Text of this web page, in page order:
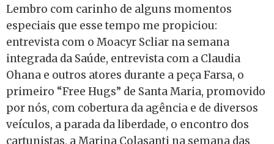
Lembro com carinho de alguns momentos
especiais que esse tempo me propiciou:
entrevista com o Moacyr Scliar na semana
integrada da Saúde, entrevista com a Claudia
Ohana e outros atores durante a peça Farsa, o
primeiro “Free Hugs” de Santa Maria, promovido
por nós, com cobertura da agência e de diversos
veículos, a parada da liberdade, o encontro dos
cartunistas, a Marina Colasanti na semana das